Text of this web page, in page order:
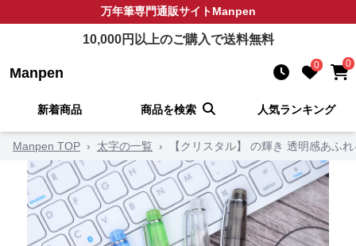
万年筆専門通販サイトManpen
10,000円以上のご購入で送料無料
Manpen 0 0
新着商品 商品を検索 人気ランキング
Manpen TOP › 太字の一覧 › 【クリスタル】 の輝き 透明感あふ